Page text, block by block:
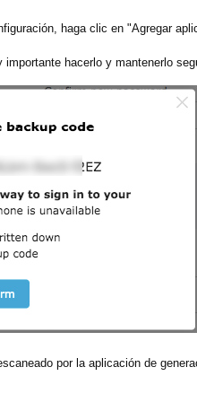
haga clic en "Agregar
hacerlo y mantenerlo
por la aplicación de